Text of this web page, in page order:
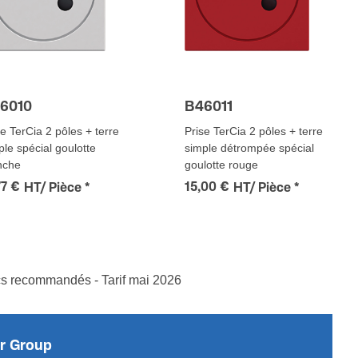
TerCia 2 pôles + terre
spécial goulotte
€ HT/ Pièce *
B46011
Prise TerCia 2 pôles + terre
simple détrompée spécial
goulotte rouge
15,00 € HT/ Pièce *
recommandés - Tarif mai 2026
Group